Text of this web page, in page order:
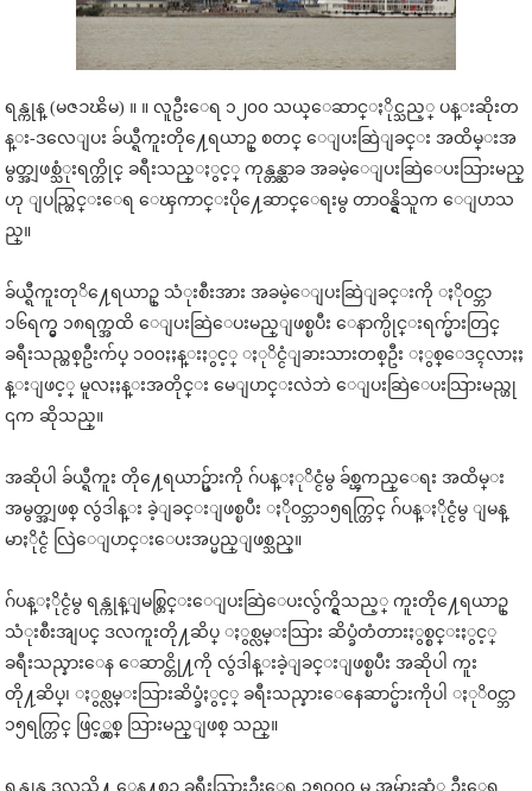
ရန္ကုန္ (မဇၥၽိမ) ။ ။ လူဦးေရ ၁၂၀၀ သယ္ေဆာင္ႏိုင္သည့္ ပန္းဆိုးတ
န္း-ဒလေျပး ခ်ယ္ရီကူးတို႔ေရယာဥ္ စတင္ ေျပးဆြဲျခင္း အထိမ္းအ
မွတ္အျဖစ္သံုးရက္တိုင္ ခရီးသည္ႏွင့္ ကုန္တန္ဆာခ အခမဲ့ေျပးဆြဲေပးသြားမည္
ဟု ျပည္တြင္းေရ ေၾကာင္းပို႔ေဆာင္ေရးမွ တာဝန္ရွိသူက ေျပာသ
ည္။
ခ်ယ္ရီကူးတုိ႔ေရယာဥ္ သံုးစီးအား အခမဲ့ေျပးဆြဲျခင္းကို ႏို၀င္ဘာ
၁၆ရက္မွ ၁၈ရက္အထိ ေျပးဆြဲေပးမည္ျဖစ္ၿပီး ေနာက္ပိုင္းရက္မ်ားတြင္
ခရီးသည္တစ္ဦးက်ပ္ ၁၀၀ႏႈန္းႏွင့္ ႏုိင္ငံျခားသားတစ္ဦး ႏွစ္ေဒၚလာႏႈ
န္းျဖင့္ မူလႏႈန္းအတိုင္း မေျပာင္းလဲဘဲ ေျပးဆြဲေပးသြားမည္ဟု
၎က ဆိုသည္။
အဆိုပါ ခ်ယ္ရီကူး တို႔ေရယာဥ္မ်ားကို ဂ်ပန္ႏုိင္ငံမွ ခ်စ္ၾကည္ေရး အထိမ္း
အမွတ္အျဖစ္ လွဴဒါန္း ခဲ့ျခင္းျဖစ္ၿပီး ႏို၀င္ဘာ၁၅ရက္တြင္ ဂ်ပန္ႏိုင္ငံမွ ျမန္
မာႏိုင္ငံ လြဲေျပာင္းေပးအပ္မည္ျဖစ္သည္။
ဂ်ပန္ႏိုင္ငံမွ ရန္ကုန္ျမစ္တြင္းေျပးဆြဲေပးလွ်က္ရွိသည့္ ကူးတို႔ေရယာဥ္
သံုးစီးအျပင္ ဒလကူးတို႔ဆိပ္ ႏွစ္လမ္းသြား ဆိပ္ခံတံတားႏွစ္စင္းႏွင့္
ခရီးသည္နားေန ေဆာင္တို႔ကို လွဴဒါန္းခဲ့ျခင္းျဖစ္ၿပီး အဆိုပါ ကူး
တို႔ဆိပ္၊ ႏွစ္လမ္းသြားဆိပ္ခံႏွင့္ ခရီးသည္နားေနေဆာင္မ်ားကိုပါ ႏုိ၀င္ဘာ
၁၅ရက္တြင္ ဖြင့္လွစ္ သြားမည္ျဖစ္ သည္။
ရန္ကုန္မွ ဒလသို႔ ေန႔စဥ္ ခရီးသြားဦးေရ ၁၅၀၀၀ မွ အမ်ားဆံု ဦးေရ